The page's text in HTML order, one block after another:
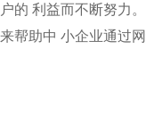
户的 利益而不断努力
来帮助中 小企业通过